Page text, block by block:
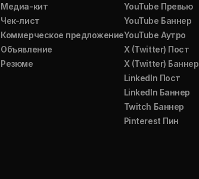
Медиа-кит
Чек-лист
Коммерческое предложение
Объявление
Резюме
YouTube Превью
YouTube Баннер
YouTube Аутро
X (Twitter) Пост
X (Twitter) Баннер
LinkedIn Пост
LinkedIn Баннер
Twitch Баннер
Pinterest Пин